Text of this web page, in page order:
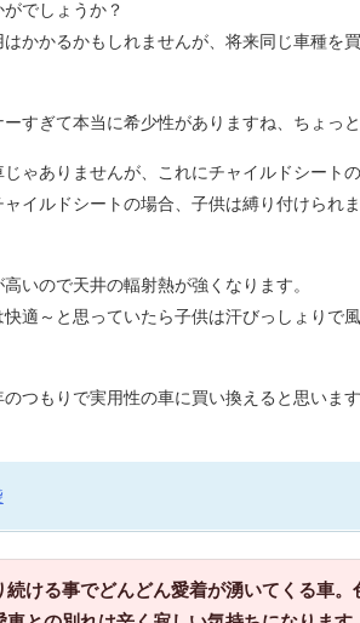
でしょうか？
はかかるかもしれませんが、将来同じ車種を
ーすぎて本当に希少性がありますね、ちょっ
ゃありませんが、これにチャイルドシート
ャイルドシートの場合、子供は縛り付けられ
いので天井の輻射熱が強くなります。
快適～と思っていたら子供は汗びっしょりで
のつもりで実用性の車に買い換えると思いま
続ける事でどんどん愛着が湧いてくる車。